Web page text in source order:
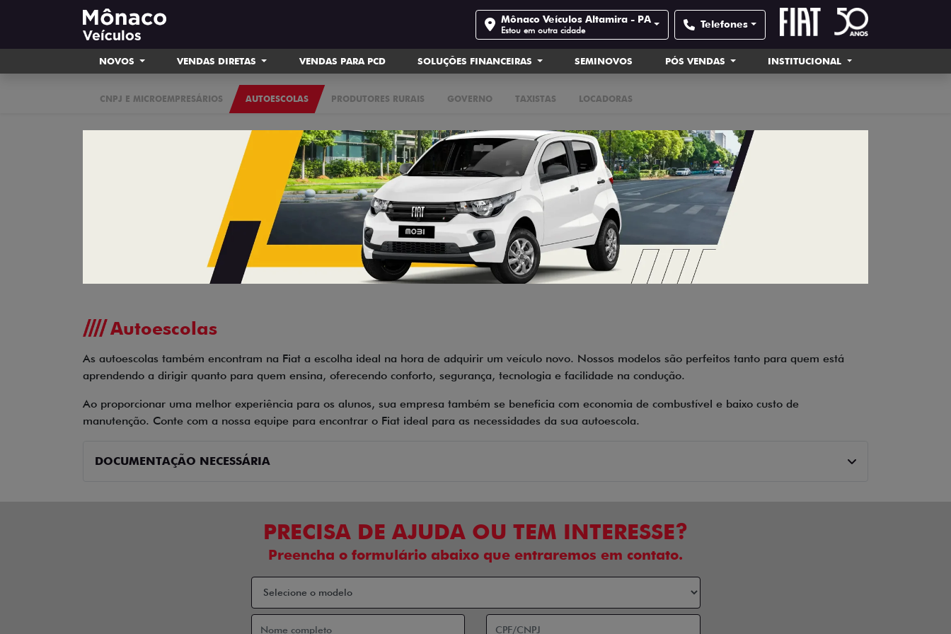
Mônaco Veículos Altamira - PA
Estou em outra cidade Telefones
NOVOS VENDAS DIRETAS VENDAS PARA PCD SOLUÇÕES FINANCEIRAS SEMINOVOS PÓS VENDAS INSTITUCIONAL
CNPJ E MICROEMPRESÁRIOS AUTOESCOLAS PRODUTORES RURAIS GOVERNO TAXISTAS LOCADORAS
Autoescolas
As autoescolas também encontram na Fiat a escolha ideal na hora de adquirir um veículo novo. Nossos modelos são perfeitos tanto para quem está
aprendendo a dirigir quanto para quem ensina, oferecendo conforto, segurança, tecnologia e facilidade na condução.
Ao proporcionar uma melhor experiência para os alunos, sua empresa também se beneficia com economia de combustível e baixo custo de
manutenção. Conte com a nossa equipe para encontrar o Fiat ideal para as necessidades da sua autoescola.
DOCUMENTAÇÃO NECESSÁRIA
PRECISA DE AJUDA OU TEM INTERESSE?
Preencha o formulário abaixo que entraremos em contato.